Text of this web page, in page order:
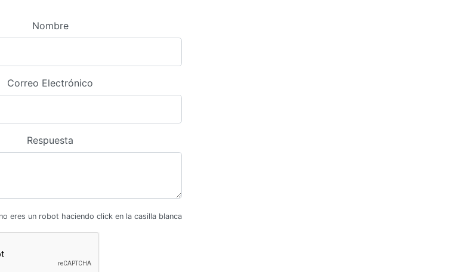
Nombre
Correo Electrónico
Respuesta
eres un robot haciendo click en la casilla blanca